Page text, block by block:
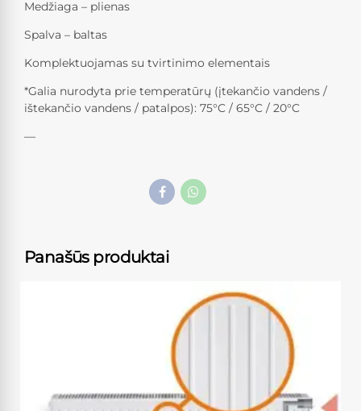
Medžiaga – plienas
Spalva – baltas
Komplektuojamas su tvirtinimo elementais
*Galia nurodyta prie temperatūrų (įtekančio vandens /
ištekančio vandens / patalpos): 75°C / 65°C / 20°C
—
Panašūs produktai